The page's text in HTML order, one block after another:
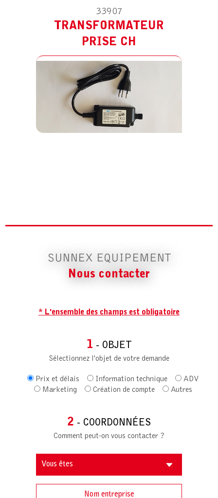
33907
TRANSFORMATEUR
PRISE CH
SUNNEX EQUIPEMENT
Nous contacter
* L'ensemble des champs est obligatoire
1 - OBJET
Sélectionnez l'objet de votre demande
Prix et délais Information technique
ADV
Marketing
Création de compte Autres
2 - COORDONNÉES
Comment peut-on vous contacter ?